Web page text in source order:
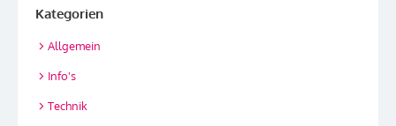
Kategorien
Allgemein
Info's
Technik